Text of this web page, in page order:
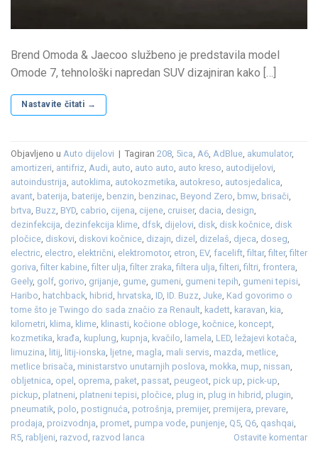
Brend Omoda & Jaecoo službeno je predstavila model
Omode 7, tehnološki napredan SUV dizajniran kako […]
Nastavite čitati →
Objavljeno u Auto dijelovi | Tagiran 208 5ica A6 AdBlue akumulator,
amortizeri antifriz Audi auto auto auto auto kreso autodijelovi
autoindustrija autoklima autokozmetika autokreso autosjedalica
avant baterija baterije benzin benzinac Beyond Zero bmw brisači
brtva Buzz BYD cabrio cijena cijene cruiser, dacia design
dezinfekcija dezinfekcija klime dfsk dijelovi disk disk kočnice disk
pločice diskovi diskovi kočnice dizajn dizel dizelaš djeca doseg
electric electro električni elektromotor, etron EV, facelift ,filtar,filter,filter
goriva ,filter kabine ,filter ulja ,filter zraka ,filtera ulja ,filteri ,filtri frontera
Geely, golf gorivo grijanje gume gumeni gumeni tepih gumeni tepisi
Haribo hatchback hibrid hrvatska ID ID. Buzz Juke Kad govorimo o
tome što je Twingo do sada značio za Renault kadett karavan kia
kilometri klima klime klinasti kočione obloge kočnice koncept
kozmetika krađa kuplung kupnja kvačilo lamela LED ležajevi kotača
limuzina litij litij-ionska ljetne magla mali servis mazda metlice
metlice brisača ministarstvo unutarnjih poslova mokka mup nissan
obljetnica opel oprema paket passat peugeot pick up pick-up
pickup platneni platneni tepisi pločice plug in plug in hibrid plugin
pneumatik polo postignuća potrošnja premijer, premijera prevare
prodaja proizvodnja promet pumpa vode punjenje Q5 Q6 qashqai
R5 rabljeni razvod razvod lanca Ostavite komentar